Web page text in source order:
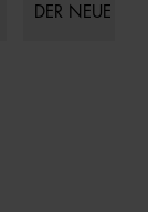
DER NEUE AUDI